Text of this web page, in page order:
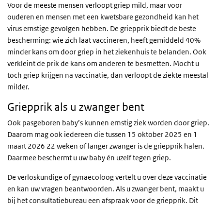
Voor de meeste mensen verloopt griep mild, maar voor
ouderen en mensen met een kwetsbare gezondheid kan het
virus ernstige gevolgen hebben. De griepprik biedt de beste
bescherming: wie zich laat vaccineren, heeft gemiddeld 40%
minder kans om door griep in het ziekenhuis te belanden. Ook
verkleint de prik de kans om anderen te besmetten. Mocht u
toch griep krijgen na vaccinatie, dan verloopt de ziekte meestal
milder.
Griepprik als u zwanger bent
Ook pasgeboren baby’s kunnen ernstig ziek worden door griep.
Daarom mag ook iedereen die tussen 15 oktober 2025 en 1
maart 2026 22 weken of langer zwanger is de griepprik halen.
Daarmee beschermt u uw baby én uzelf tegen griep.
De verloskundige of gynaecoloog vertelt u over deze vaccinatie
en kan uw vragen beantwoorden. Als u zwanger bent, maakt u
bij het consultatiebureau een afspraak voor de griepprik. Dit